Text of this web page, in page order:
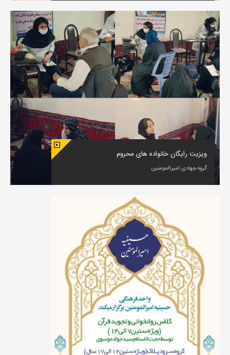
ویزیت رایگان خانواده های محروم
گروه جهادی امیرالمومنین